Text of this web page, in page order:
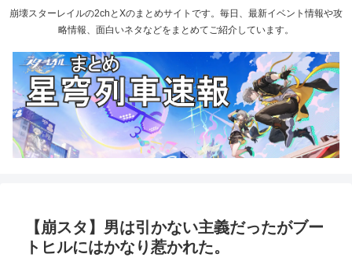
崩壊スターレイルの2chとXのまとめサイトです。毎日、最新イベント情報や攻
略情報、面白いネタなどをまとめてご紹介しています。
【崩スタ】男は引かない主義だったがブー
トヒルにはかなり惹かれた。